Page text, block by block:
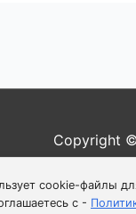
Copyright
cookie-файлы
с -